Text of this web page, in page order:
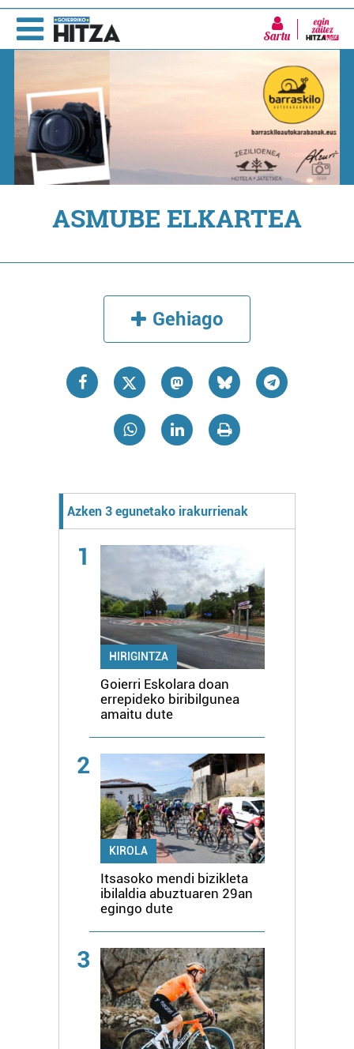
Sartu
ASMUBE ELKARTEA
Gehiago
Azken 3 egunetako irakurrienak
1
HIRIGINTZA
Goierri Eskolara doan
errepideko biribilgunea
amaitu dute
2
KIROLA
Itsasoko mendi bizikleta
ibilaldia abuztuaren 29an
egingo dute
3